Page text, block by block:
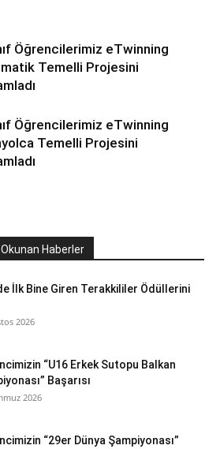
Öğrencilerimiz eTwinning
Temelli Projesini
Öğrencilerimiz eTwinning
Temelli Projesini
Haberler
İlk Bine Giren Terakkililer Ödüllerini
2026
“U16 Erkek Sutopu Balkan
Başarısı
2026
“29er Dünya Şampiyonası”